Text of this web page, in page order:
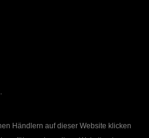
Händlern auf dieser Website klicken